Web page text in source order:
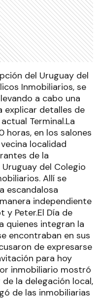
del Uruguay del
Inmobiliarios, se
a cabo una
explicar detalles de
Terminal.La
horas, en los salones
localidad
de la
del Colegio
Allí se
escandalosa
independiente
y Peter.El Día de
quienes integran la
encontraban en sus
de expresarse
para hoy
inmobiliario mostró
la delegación local,
de las inmobiliarias